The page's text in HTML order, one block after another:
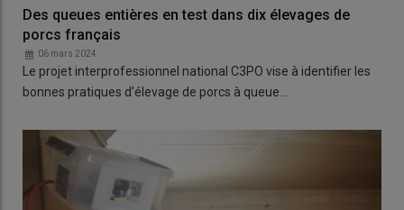
Des queues entières en test dans dix élevages de
porcs français
06 mars 2024
Le projet interprofessionnel national C3PO vise à identifier les
bonnes pratiques d’élevage de porcs à queue…